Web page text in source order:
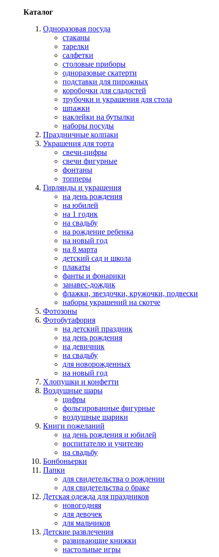
Каталог
Одноразовая посуда
стаканы
тарелки
салфетки
столовые приборы
одноразовые скатерти
подставки для пирожных
коробочки для сладостей
трубочки и украшения для стола
шпажки
наклейки на бутылки
наборы посуды
Праздничные колпаки
Украшения для торта
свечи-цифры
свечи фигурные
фонтаны
топперы
Гирлянды и украшения
на день рождения
на юбилей
на 1 годик
на свадьбу
на рождение ребенка
на новый год
на 8 марта
детский сад и школа
плакаты
фанты и фонарики
занавес-дождик
флажки, звездочки, кружочки, подвески
наборы украшений на скотче
Фотозоны
Фотобутафория
на детский праздник
на день рождения
на девичник
на свадьбу
для новорожденных
на новый год
Хлопушки и конфетти
Воздушные шары
цифры
фольгированные фигурные
воздушные шарики
Книги пожеланий
на день рождения и юбилей
воспитателю и учителю
на свадьбу
Бонбоньерки
Папки
для свидетельства о рождении
для свидетельства о браке
Детская одежда для праздников
новогодняя
для девочек
для мальчиков
Детские развлечения
развивающие книжки
настольные игры